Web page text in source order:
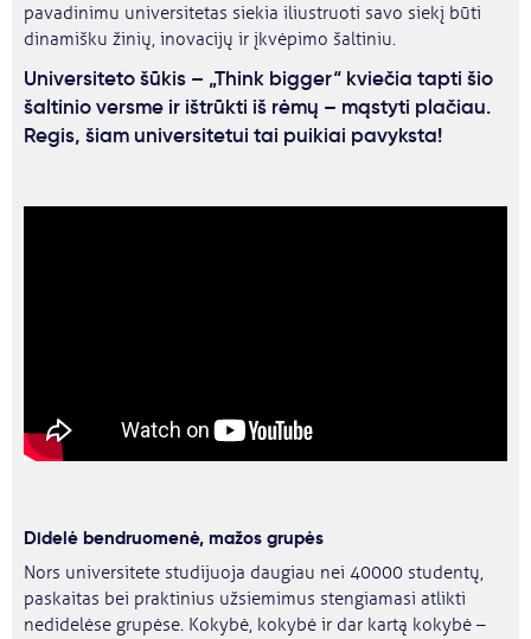
pavadinimu universitetas siekia iliustruoti savo siekį būti
dinamišku žinių, inovacijų ir įkvėpimo šaltiniu.
Universiteto šūkis – „Think bigger“ kviečia tapti šio
šaltinio versme ir ištrūkti iš rėmų – mąstyti plačiau.
Regis, šiam universitetui tai puikiai pavyksta!
Didelė bendruomenė, mažos grupės
Nors universitete studijuoja daugiau nei 40000 studentų,
paskaitas bei praktinius užsiemimus stengiamasi atlikti
nedidelėse grupėse. Kokybė, kokybė ir dar kartą kokybė –